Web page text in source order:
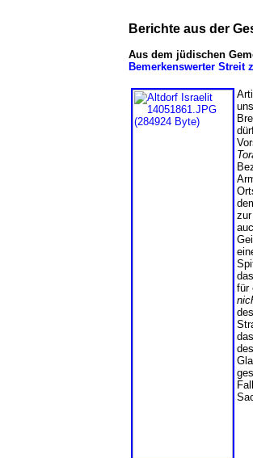
Berichte aus der
Aus dem jüdischen
Bemerkenswerter Streit
für